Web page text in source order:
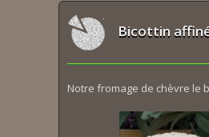
Bicottin
Notre fromage de chèvre le